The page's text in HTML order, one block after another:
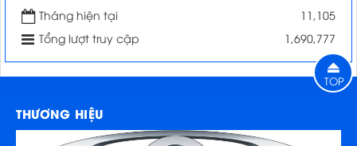
Tháng hiện tại
11,105
Tổng lượt truy cập
1,690,777
TOP
THƯƠNG HIỆU